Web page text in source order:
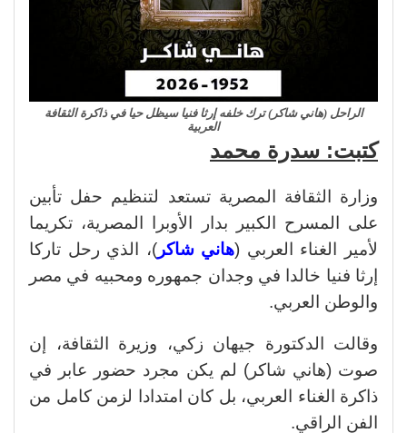
الراحل (هاني شاكر) ترك خلفه إرثا فنيا سيظل حيا في ذاكرة الثقافة
العربية
كتبت: سدرة محمد
وزارة الثقافة المصرية تستعد لتنظيم حفل تأبين
على المسرح الكبير بدار الأوبرا المصرية، تكريما
لأمير الغناء العربي (هاني شاكر)، الذي رحل تاركا
إرثا فنيا خالدا في وجدان جمهوره ومحبيه في مصر
والوطن العربي.
وقالت الدكتورة جيهان زكي، وزيرة الثقافة، إن
صوت (هاني شاكر) لم يكن مجرد حضور عابر في
ذاكرة الغناء العربي، بل كان امتدادا لزمن كامل من
الفن الراقي.